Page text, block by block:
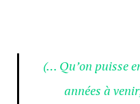
(… Qu’on puisse
années à